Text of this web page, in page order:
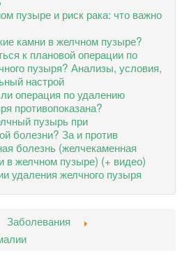
пузыре и риск рака: что важно
камни в желчном пузыре?
к плановой операции по
пузыря? Анализы, условия,
настрой
операция по удалению
противопоказана?
пузырь при
болезни? За и против
болезнь (желчекаменная
в желчном пузыре) (+ видео)
удаления желчного пузыря
Заболевания